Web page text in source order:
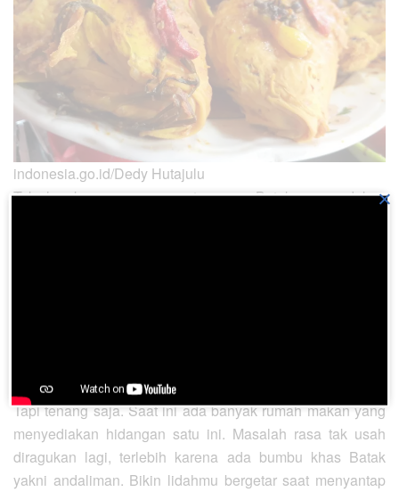
indonesia.go.id/Dedy Hutajulu
Tak lengkap rasanya saat orang Batak mengadakan
Tapi tenang saja. Saat ini ada banyak rumah makan yang
menyediakan hidangan satu ini. Masalah rasa tak usah
diragukan lagi, terlebih karena ada bumbu khas Batak
yakni andaliman. Bikin lidahmu bergetar saat menyantap
×